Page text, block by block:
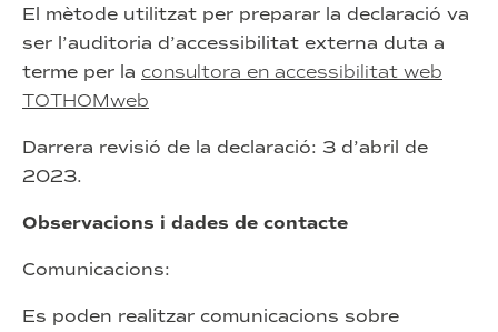
El mètode utilitzat per preparar la declaració va
ser l’auditoria d’accessibilitat externa duta a
terme per la consultora en accessibilitat web
TOTHOMweb
Darrera revisió de la declaració: 3 d’abril de
2023.
Observacions i dades de contacte
Comunicacions:
Es poden realitzar comunicacions sobre